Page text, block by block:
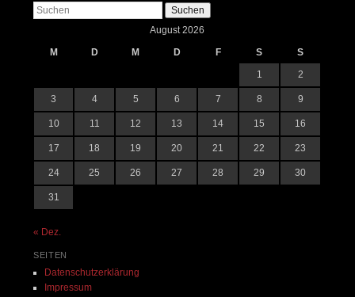
Suchen
August 2026
M
D M D F S
S
1
2
3 4 5 6 7 8 9
10 11 12 13 14 15 16
17 18 19 20 21 22 23
24 25 26 27 28 29 30
31
« Dez.
SEITEN
Datenschutzerklärung
Impressum